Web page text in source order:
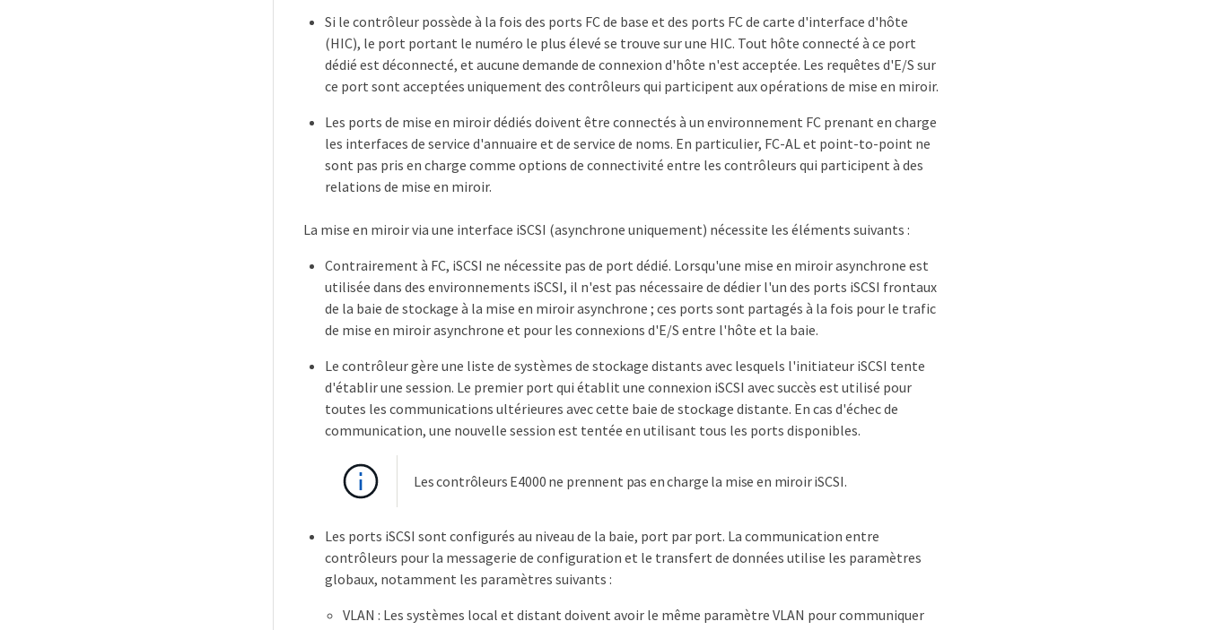
Si le contrôleur possède à la fois des ports FC de base et des ports FC de carte d'interface d'hôte
(HIC), le port portant le numéro le plus élevé se trouve sur une HIC. Tout hôte connecté à ce port
dédié est déconnecté, et aucune demande de connexion d'hôte n'est acceptée. Les requêtes d'E/S sur
ce port sont acceptées uniquement des contrôleurs qui participent aux opérations de mise en miroir.
Les ports de mise en miroir dédiés doivent être connectés à un environnement FC prenant en charge
les interfaces de service d'annuaire et de service de noms. En particulier, FC-AL et point-to-point ne
sont pas pris en charge comme options de connectivité entre les contrôleurs qui participent à des
relations de mise en miroir.
La mise en miroir via une interface iSCSI (asynchrone uniquement) nécessite les éléments suivants :
Contrairement à FC, iSCSI ne nécessite pas de port dédié. Lorsqu'une mise en miroir asynchrone est
utilisée dans des environnements iSCSI, il n'est pas nécessaire de dédier l'un des ports iSCSI frontaux
de la baie de stockage à la mise en miroir asynchrone ; ces ports sont partagés à la fois pour le trafic
de mise en miroir asynchrone et pour les connexions d'E/S entre l'hôte et la baie.
Le contrôleur gère une liste de systèmes de stockage distants avec lesquels l'initiateur iSCSI tente
d'établir une session. Le premier port qui établit une connexion iSCSI avec succès est utilisé pour
toutes les communications ultérieures avec cette baie de stockage distante. En cas d'échec de
communication, une nouvelle session est tentée en utilisant tous les ports disponibles.
Les contrôleurs E4000 ne prennent pas en charge la mise en miroir iSCSI.
Les ports iSCSI sont configurés au niveau de la baie, port par port. La communication entre
contrôleurs pour la messagerie de configuration et le transfert de données utilise les paramètres
globaux, notamment les paramètres suivants :
VLAN : Les systèmes local et distant doivent avoir le même paramètre VLAN pour communiquer